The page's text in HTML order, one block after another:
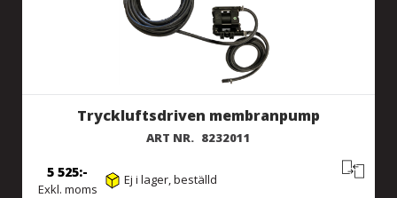
Tryckluftsdriven membranpump
ART NR. 8232011
Exkl. moms
5 525 Ej i lager, beställd